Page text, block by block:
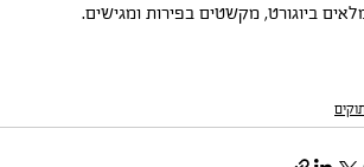
ביוגורט, מקשטים בפירות ומגישים.